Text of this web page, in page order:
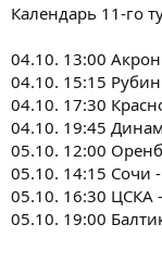
Календарь 11-го
04.10. 13:00
04.10. 15:15
04.10. 17:30
04.10. 19:45
05.10. 12:00
05.10. 14:15 Сочи
05.10. 16:30 ЦСКА
05.10. 19:00